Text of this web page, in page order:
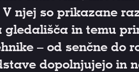
V njej so prikazane
gledališča in temu
– od senčne do
dopolnjujejo in